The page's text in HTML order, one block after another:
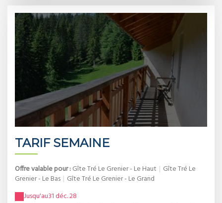
TARIF SEMAINE
Offre valable pour :Gîte Tré Le Grenier - Le Haut | Gîte Tré Le
Grenier - Le Bas | Gîte Tré Le Grenier - Le Grand
Jusqu'au31 déc. 28